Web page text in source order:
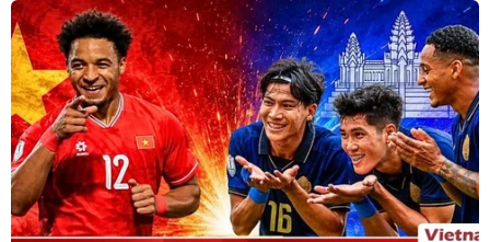
Việt Nam bàn giao gạo sản xuất tại
Cuba cho đối tác
05/08/2026 02:27
CELAC lần đầu tổ chức đối thoại giữa